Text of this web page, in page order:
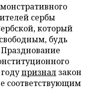
сербы
который
будь
признал закон
соответствующим